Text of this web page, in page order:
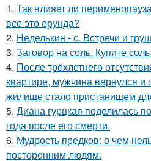
1. Так влияет ли
все это ерунда?
2. Неделькин - с. Встречи и
3. Заговор на соль. Купите соль
4. После трёхлетнего
квартире, мужчина вернулся и
жилище стало пристанищем
5. Диана гурцкая поделилась
года после его смерти.
6. Мудрость предков: о чем
посторонним людям.